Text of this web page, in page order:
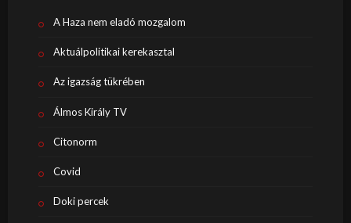
A Haza nem eladó mozgalom
Aktuálpolitikai kerekasztal
Az igazság tükrében
Álmos Király TV
Citonorm
Covid
Doki percek